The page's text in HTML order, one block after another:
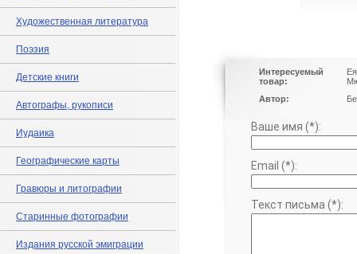
Художественная литература
Поэзия
Детские книги
Автографы, рукописи
Иудаика
Географические карты
Гравюры и литографии
Старинные фотографии
Издания русской эмиграции
Интересуемый
товар:
Автор:
Ваше имя (*):
Email (*):
Текст письма (*):